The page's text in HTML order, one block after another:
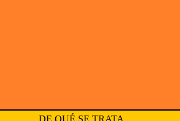
DE QUÉ SE TRATA